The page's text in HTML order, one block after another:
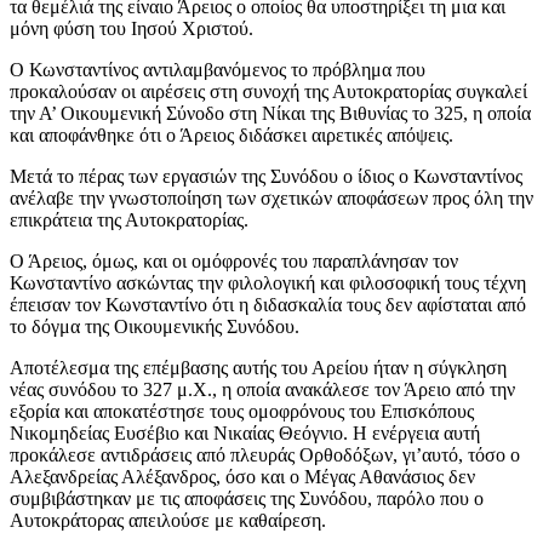
τα θεμέλιά της είναιο Άρειος ο οποίος θα υποστηρίξει τη μια και
μόνη φύση του Ιησού Χριστού.
Ο Κωνσταντίνος αντιλαμβανόμενος το πρόβλημα που
προκαλούσαν οι αιρέσεις στη συνοχή της Αυτοκρατορίας συγκαλεί
την Α’ Οικουμενική Σύνοδο στη Νίκαι της Βιθυνίας το 325, η οποία
και αποφάνθηκε ότι ο Άρειος διδάσκει αιρετικές απόψεις.
Μετά το πέρας των εργασιών της Συνόδου ο ίδιος ο Κωνσταντίνος
ανέλαβε την γνωστοποίηση των σχετικών αποφάσεων προς όλη την
επικράτεια της Αυτοκρατορίας.
Ο Άρειος, όμως, και οι ομόφρονές του παραπλάνησαν τον
Κωνσταντίνο ασκώντας την φιλολογική και φιλοσοφική τους τέχνη
έπεισαν τον Κωνσταντίνο ότι η διδασκαλία τους δεν αφίσταται από
το δόγμα της Οικουμενικής Συνόδου.
Αποτέλεσμα της επέμβασης αυτής του Αρείου ήταν η σύγκληση
νέας συνόδου το 327 μ.Χ., η οποία ανακάλεσε τον Άρειο από την
εξορία και αποκατέστησε τους ομοφρόνους του Επισκόπους
Νικομηδείας Ευσέβιο και Νικαίας Θεόγνιο. Η ενέργεια αυτή
προκάλεσε αντιδράσεις από πλευράς Ορθοδόξων, γι’αυτό, τόσο ο
Αλεξανδρείας Αλέξανδρος, όσο και ο Μέγας Αθανάσιος δεν
συμβιβάστηκαν με τις αποφάσεις της Συνόδου, παρόλο που ο
Αυτοκράτορας απειλούσε με καθαίρεση.